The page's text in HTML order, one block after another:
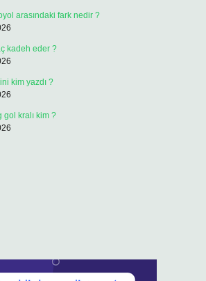
arasındaki fark nedir ?
kadeh eder ?
kim yazdı ?
kralı kim ?